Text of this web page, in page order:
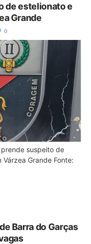
de estelionato e
Grande
0
prende suspeito de
Grande Fonte:
Barra do Garças